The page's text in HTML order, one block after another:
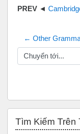
Cambridge Storyfun full
← Other
Chuyển tới...
Tìm Kiếm Trên